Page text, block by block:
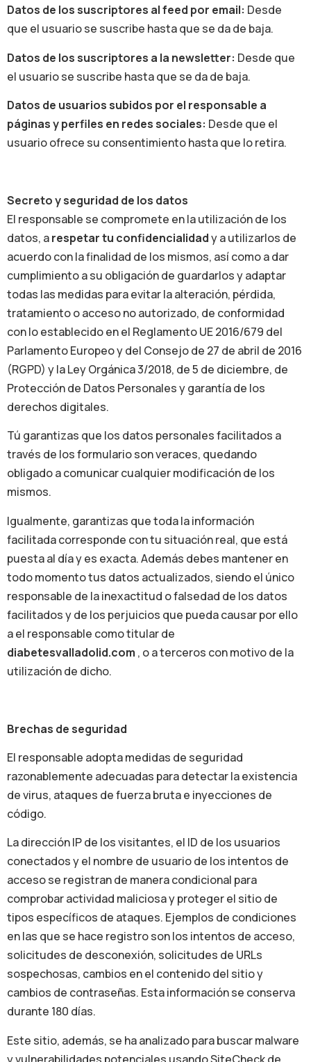
Datos de los suscriptores al feed por email: Desde
que el usuario se suscribe hasta que se da de baja.
Datos de los suscriptores a la newsletter: Desde que
el usuario se suscribe hasta que se da de baja.
Datos de usuarios subidos por el responsable a
páginas y perfiles en redes sociales: Desde que el
usuario ofrece su consentimiento hasta que lo retira.
Secreto y seguridad de los datos
El responsable se compromete en la utilización de los
datos, arespetar tu confidencialidady a utilizarlos de
acuerdo con la finalidad de los mismos, así como a dar
cumplimiento a su obligación de guardarlos y adaptar
todas las medidas para evitar la alteración, pérdida,
tratamiento o acceso no autorizado, de conformidad
con lo establecido en el Reglamento UE 2016/679 del
Parlamento Europeo y del Consejo de 27 de abril de 2016
(RGPD) y la Ley Orgánica 3/2018, de 5 de diciembre, de
Protección de Datos Personales y garantía de los
derechos digitales.
Tú garantizas que los datos personales facilitados a
través de los formulario son veraces, quedando
obligado a comunicar cualquier modificación de los
mismos.
Igualmente, garantizas que toda la información
facilitada corresponde con tu situación real, que está
puesta al día y es exacta. Además debes mantener en
todo momento tus datos actualizados, siendo el único
responsable de la inexactitud o falsedad de los datos
facilitados y de los perjuicios que pueda causar por ello
a el responsable como titular de
diabetesvalladolid.com , o a terceros con motivo de la
utilización de dicho.
Brechas de seguridad
El responsable adopta medidas de seguridad
razonablemente adecuadas para detectar la existencia
de virus, ataques de fuerza bruta e inyecciones de
código.
La dirección IP de los visitantes, el ID de los usuarios
conectados y el nombre de usuario de los intentos de
acceso se registran de manera condicional para
comprobar actividad maliciosa y proteger el sitio de
tipos específicos de ataques. Ejemplos de condiciones
en las que se hace registro son los intentos de acceso,
solicitudes de desconexión, solicitudes de URLs
sospechosas, cambios en el contenido del sitio y
cambios de contraseñas. Esta información se conserva
durante 180 días.
Este sitio, además, se ha analizado para buscar malware